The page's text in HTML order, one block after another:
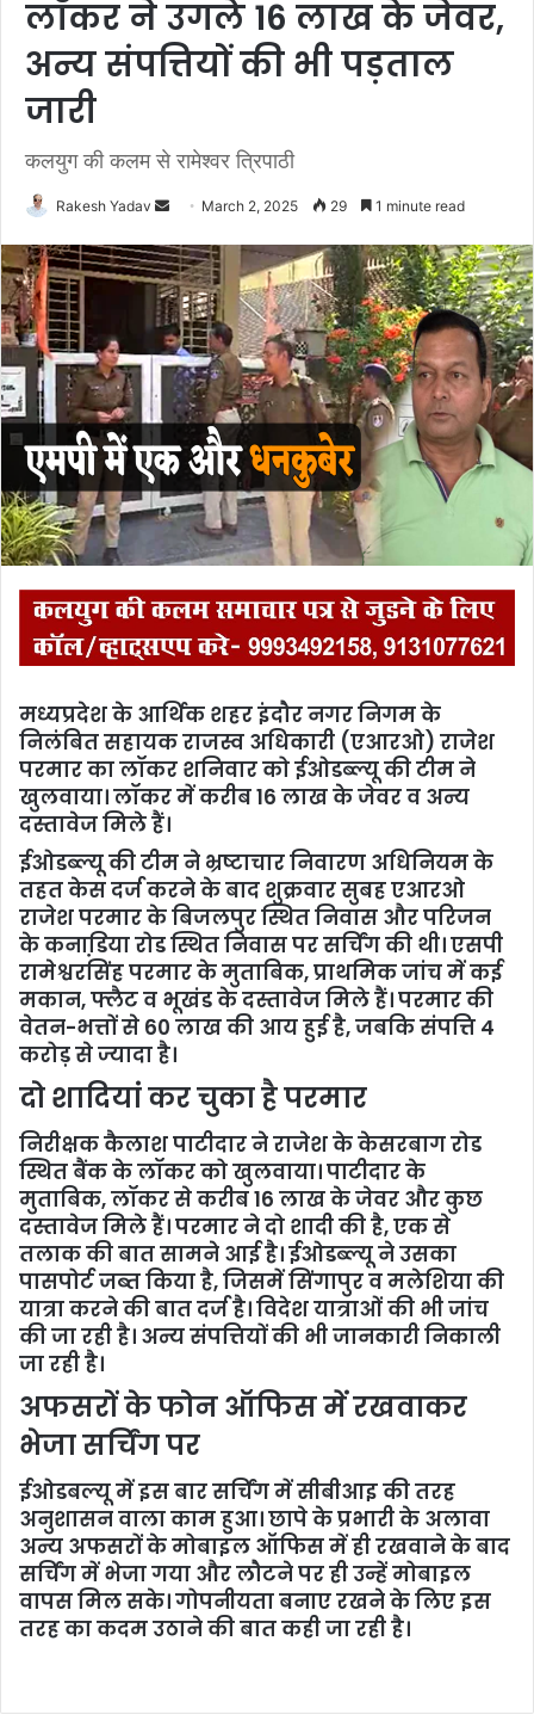
लॉकर ने उगले 16 लाख के जेवर,
अन्य संपत्तियों की भी पड़ताल
जारी
कलयुग की कलम से रामेश्वर त्रिपाठी
Rakesh Yadav
n
d
a
n
e
m
i
l
March 2, 2025 29 1 minute read
मध्यप्रदेश के आर्थिक शहर इंदौर नगर निगम के
निलंबित सहायक राजस्व अधिकारी (एआरओ) राजेश
परमार का लॉकर शनिवार को ईओडब्ल्यू की टीम ने
खुलवाया। लॉकर में करीब 16 लाख के जेवर व अन्य
दस्तावेज मिले हैं।
ईओडब्ल्यू की टीम ने भ्रष्टाचार निवारण अधिनियम के
तहत केस दर्ज करने के बाद शुक्रवार सुबह एआरओ
राजेश परमार के बिजलपुर स्थित निवास और परिजन
के कनाडि़या रोड स्थित निवास पर सर्चिंग की थी। एसपी
रामेश्वरसिंह परमार के मुताबिक, प्राथमिक जांच में कई
मकान, फ्लैट व भूखंड के दस्तावेज मिले हैं। परमार की
वेतन-भत्तों से 60 लाख की आय हुई है, जबकि संपत्ति 4
करोड़ से ज्यादा है।
दो शादियां कर चुका है परमार
निरीक्षक कैलाश पाटीदार ने राजेश के केसरबाग रोड
स्थित बैंक के लॉकर को खुलवाया। पाटीदार के
मुताबिक, लॉकर से करीब 16 लाख के जेवर और कुछ
दस्तावेज मिले हैं। परमार ने दो शादी की है, एक से
तलाक की बात सामने आई है। ईओडब्ल्यू ने उसका
पासपोर्ट जब्त किया है, जिसमें सिंगापुर व मलेशिया की
यात्रा करने की बात दर्ज है। विदेश यात्राओं की भी जांच
की जा रही है। अन्य संपत्तियों की भी जानकारी निकाली
जा रही है।
अफसरों के फोन ऑफिस में रखवाकर
भेजा सर्चिंग पर
ईओडबल्यू में इस बार सर्चिंग में सीबीआइ की तरह
अनुशासन वाला काम हुआ। छापे के प्रभारी के अलावा
अन्य अफसरों के मोबाइल ऑफिस में ही रखवाने के बाद
सर्चिंग में भेजा गया और लौटने पर ही उन्हें मोबाइल
वापस मिल सके। गोपनीयता बनाए रखने के लिए इस
तरह का कदम उठाने की बात कही जा रही है।